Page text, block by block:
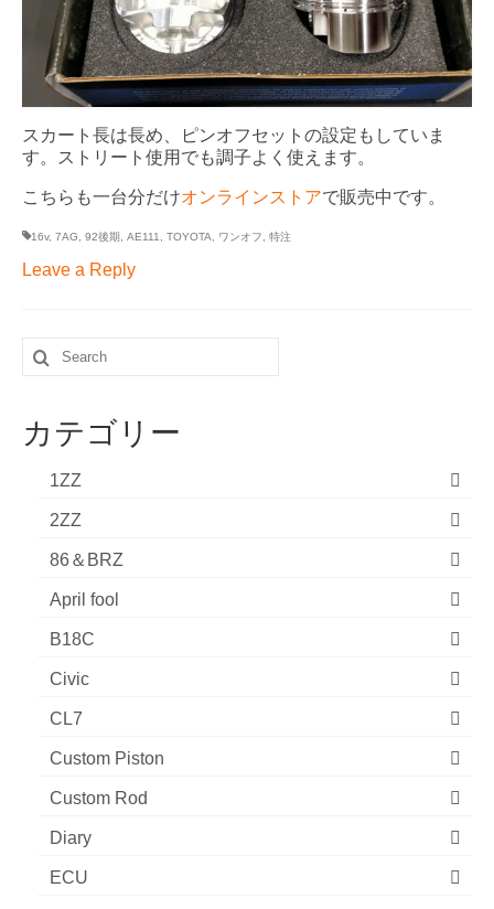
スカート長は長め、ピンオフセットの設定もしていま
す。ストリート使用でも調子よく使えます。
こちらも一台分だけオンラインストアで販売中です。
16v, 7AG 92後期 AE111 TOYOTA ワンオフ 特注
Leave a Reply
Search
for:
カテゴリー
1ZZ
2ZZ
86＆BRZ
April fool
B18C
Civic
CL7
Custom Piston
Custom Rod
Diary
ECU